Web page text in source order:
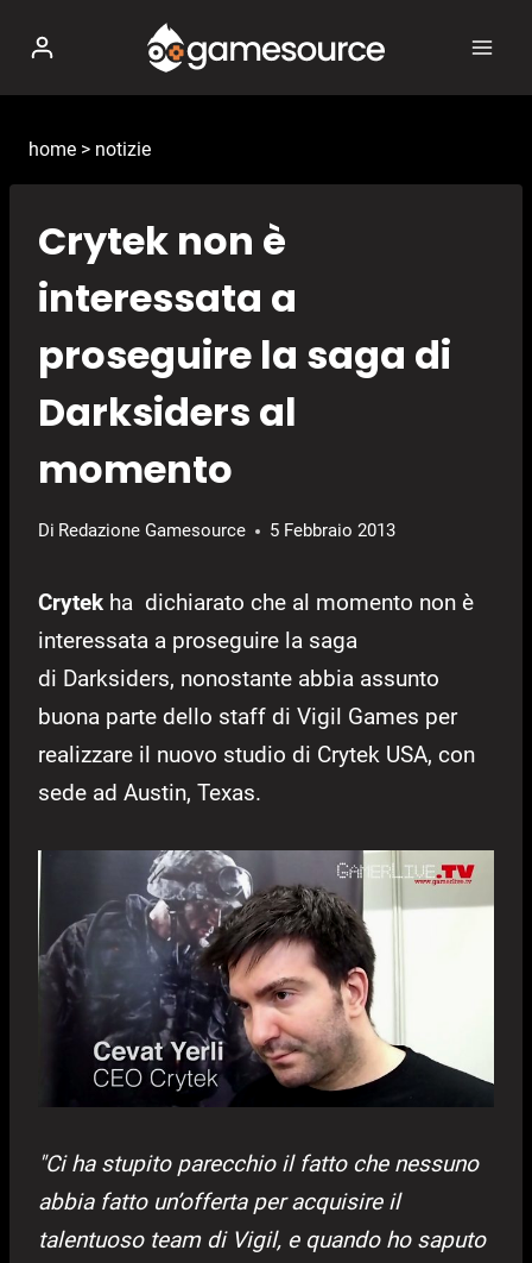
contenuto
home > notizie
Crytek non è
interessata a
proseguire la saga di
Darksiders al
momento
Di Redazione Gamesource 5 Febbraio 2013
Crytek ha dichiarato che al momento non è
interessata a proseguire la saga
di Darksiders, nonostante abbia assunto
buona parte dello staff di Vigil Games per
realizzare il nuovo studio di Crytek USA, con
sede ad Austin, Texas.
"Ci ha stupito parecchio il fatto che nessuno
abbia fatto un’offerta per acquisire il
talentuoso team di Vigil, e quando ho saputo